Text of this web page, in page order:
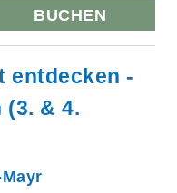
BUCHEN
entdecken -
& 4.